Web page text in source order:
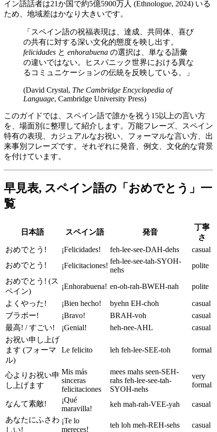
イン語話者は21か国で約5億5900万人 (Ethnologue, 2024) いる
ため、地域差はかなり大きいです。
「スペイン語の祝福表現は、達成、共同体、喜び
の共有に対する深い文化的態度を映し出す。
felicidades と enhorabuena の選択は、単なる語彙
の違いではない。ヒスパニック世界における異な
るコミュニケーションの伝統を反映している。」
(David Crystal, The Cambridge Encyclopedia of
Language, Cambridge University Press)
このガイドでは、スペイン語で誰かを祝う15以上の言い方
を、場面別に整理して紹介します。万能フレーズ、スペイン
特有の表現、カジュアルなお祝い、フォーマルな言い方、出
来事別フレーズです。それぞれに発音、例文、文化的な背景
を付けています。
早見表, スペイン語の「おめでとう」一
覧
日本語 スペイン語 発音
丁寧
さ
おめでとう!
¡Felicidades! feh-lee-see-DAH-dehs
casual
おめでとう!
¡Felicitaciones!
feh-lee-see-tah-SYOH-
nehs
polite
おめでとう! (ス
ペイン)
¡Enhorabuena! en-oh-rah-BWEH-nah polite
よくやった! ¡Bien hecho! byehn EH-choh
casual
ブラボー!
¡Bravo! BRAH-voh
casual
最高! / すごい!
¡Genial! heh-nee-AHL
casual
お祝い申し上げ
ます (フォーマ
ル)
Le felicito leh feh-lee-SEE-toh formal
心よりお祝い申
し上げます
Mis más
sinceras
felicitaciones
mees mahs seen-SEH-
rahs feh-lee-see-tah-
SYOH-nehs
very
formal
なんて素敵!
¡Qué
maravilla!
keh mah-rah-VEE-yah
casual
あなたにふさわ
しい!
¡Te lo
mereces!
teh loh meh-REH-sehs casual